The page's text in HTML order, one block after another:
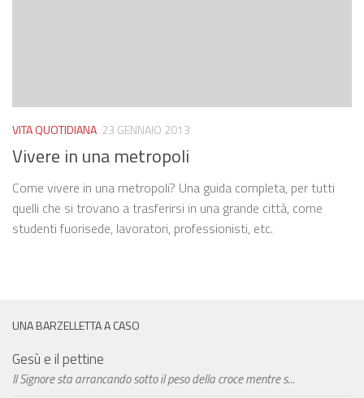
VITA QUOTIDIANA 23 GENNAIO 2013
Vivere in una metropoli
Come vivere in una metropoli? Una guida completa, per tutti
quelli che si trovano a trasferirsi in una grande città, come
studenti fuorisede, lavoratori, professionisti, etc.
UNA BARZELLETTA A CASO
Gesù e il pettine
Il Signore sta arrancando sotto il peso della croce mentre s...